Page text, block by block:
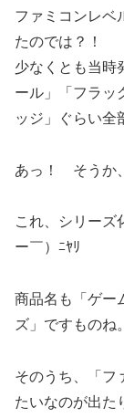
ファミコンレベ
たのでは？！
少なくとも当時
ール」「フラッ
ッジ」ぐらい全
あっ！ そうか
これ、シリーズ
ー￣）ﾆﾔﾘ
商品名も「ゲー
ズ」ですものね。
そのうち、「フ
たいなのが出た